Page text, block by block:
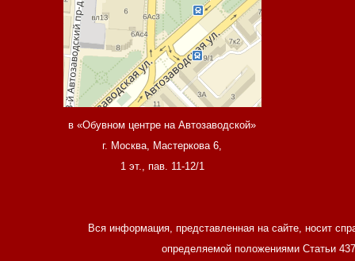
в «Обувном центре на Автозаводской»
г. Москва, Мастеркова 6,
1 эт., пав. 11-12/1
Вся информация, представленная на сайте, носит
определяемой положениями Статьи